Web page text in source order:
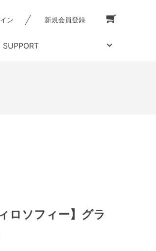
ン 新規会員登録
SUPPORT
ロソフィー】グラ